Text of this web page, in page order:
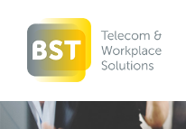
naar
inhoud